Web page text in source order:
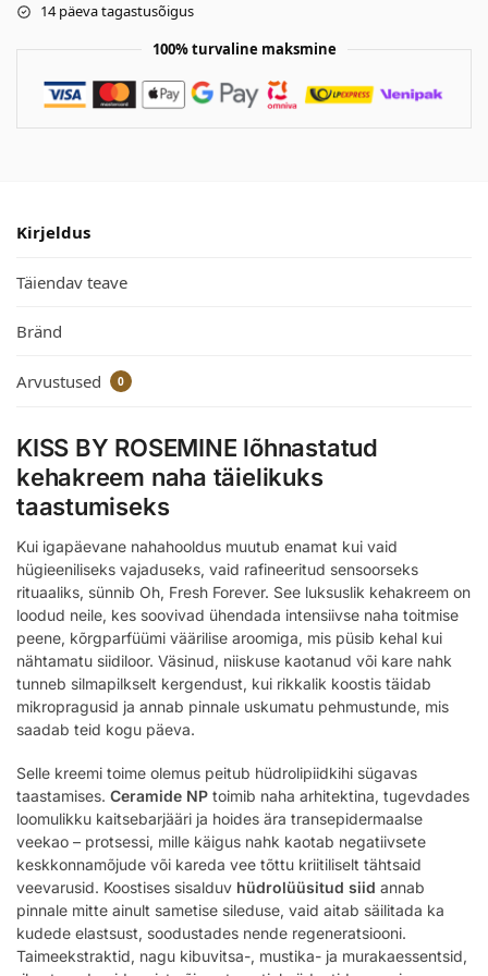
14 päeva tagastusõigus
100% turvaline maksmine
Kirjeldus
Täiendav teave
Bränd
Arvustused 0
KISS BY ROSEMINE lõhnastatud
kehakreem naha täielikuks
taastumiseks
Kui igapäevane nahahooldus muutub enamat kui vaid
hügieeniliseks vajaduseks, vaid rafineeritud sensoorseks
rituaaliks, sünnib Oh, Fresh Forever. See luksuslik kehakreem on
loodud neile, kes soovivad ühendada intensiivse naha toitmise
peene, kõrgparfüümi väärilise aroomiga, mis püsib kehal kui
nähtamatu siidiloor. Väsinud, niiskuse kaotanud või kare nahk
tunneb silmapilkselt kergendust, kui rikkalik koostis täidab
mikropragusid ja annab pinnale uskumatu pehmustunde, mis
saadab teid kogu päeva.
Selle kreemi toime olemus peitub hüdrolipiidkihi sügavas
taastamises. Ceramide NP toimib naha arhitektina, tugevdades
loomulikku kaitsebarjääri ja hoides ära transepidermaalse
veekao – protsessi, mille käigus nahk kaotab negatiivsete
keskkonnamõjude või kareda vee tõttu kriitiliselt tähtsaid
veevarusid. Koostises sisalduv hüdrolüüsitud siid annab
pinnale mitte ainult sametise sileduse, vaid aitab säilitada ka
kudede elastsust, soodustades nende regeneratsiooni.
Taimeekstraktid, nagu kibuvitsa-, mustika- ja murakaessentsid,